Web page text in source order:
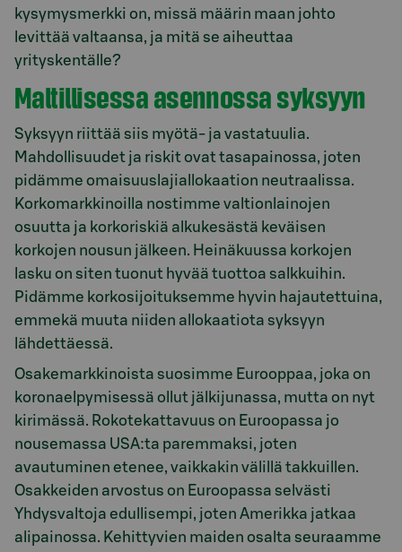
kysymysmerkki on, missä määrin maan johto
levittää valtaansa, ja mitä se aiheuttaa
yrityskentälle?
Maltillisessa asennossa syksyyn
Syksyyn riittää siis myötä- ja vastatuulia.
Mahdollisuudet ja riskit ovat tasapainossa, joten
pidämme omaisuuslajiallokaation neutraalissa.
Korkomarkkinoilla nostimme valtionlainojen
osuutta ja korkoriskiä alkukesästä keväisen
korkojen nousun jälkeen. Heinäkuussa korkojen
lasku on siten tuonut hyvää tuottoa salkkuihin.
Pidämme korkosijoituksemme hyvin hajautettuina,
emmekä muuta niiden allokaatiota syksyyn
lähdettäessä.
Osakemarkkinoista suosimme Eurooppaa, joka on
koronaelpymisessä ollut jälkijunassa, mutta on nyt
kirimässä. Rokotekattavuus on Euroopassa jo
nousemassa USA:ta paremmaksi, joten
avautuminen etenee, vaikkakin välillä takkuillen.
Osakkeiden arvostus on Euroopassa selvästi
Yhdysvaltoja edullisempi, joten Amerikka jatkaa
alipainossa. Kehittyvien maiden osalta seuraamme